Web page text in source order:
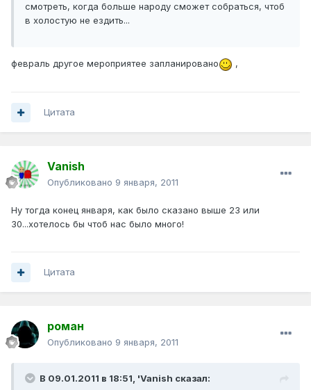
смотреть, когда больше народу сможет собраться, чтоб
в холостую не ездить...
февраль другое мероприятее запланировано ,
Цитата
Vanish
Опубликовано 9 января, 2011
Ну тогда конец января, как было сказано выше 23 или
30...хотелось бы чтоб нас было много!
Цитата
роман
Опубликовано 9 января, 2011
В 09.01.2011 в 18:51, 'Vanish сказал: